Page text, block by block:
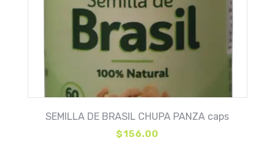
SEMILLA DE BRASIL CHUPA PANZA caps
$156.00